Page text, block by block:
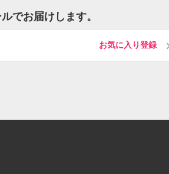
でお届けします。
お気に入り登録